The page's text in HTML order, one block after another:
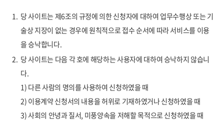
1. 당 사이트는 제6조의 규정에 의한 신청자에 대하여 업무수행상 또는 기
술상 지장이 없는 경우에 원칙적으로 접수 순서에 따라 서비스를 이용
을 승낙합니다.
2. 당 사이트는 다음 각 호에 해당하는 사용자에 대하여 승낙하지 않습니
다.
1) 다른 사람의 명의를 사용하여 신청하였을 때
2) 이용계약 신청서의 내용을 허위로 기재하였거나 신청하였을 때
3) 사회의 안녕과 질서, 미풍양속을 저해할 목적으로 신청하였을 때